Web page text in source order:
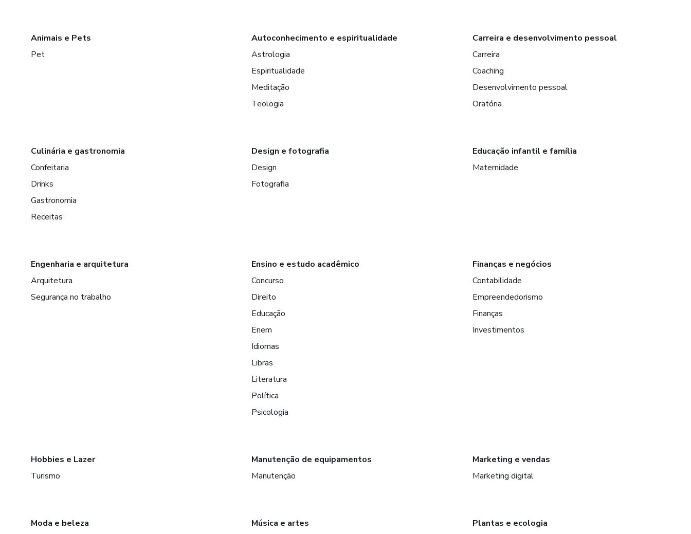
Animais e Pets
Pet
Autoconhecimento e espiritualidade
Astrologia
Espiritualidade
Meditação
Teologia
Carreira e desenvolvimento pessoal
Carreira
Coaching
Desenvolvimento pessoal
Oratória
Culinária e gastronomia
Confeitaria
Drinks
Gastronomia
Receitas
Design e fotografia
Design
Fotografia
Educação infantil e família
Maternidade
Engenharia e arquitetura
Arquitetura
Segurança no trabalho
Ensino e estudo acadêmico
Concurso
Direito
Educação
Enem
Idiomas
Libras
Literatura
Política
Psicologia
Finanças e negócios
Contabilidade
Empreendedorismo
Finanças
Investimentos
Hobbies e Lazer
Turismo
Manutenção de equipamentos
Manutenção
Marketing e vendas
Marketing digital
Moda e beleza Música e artes Plantas e ecologia